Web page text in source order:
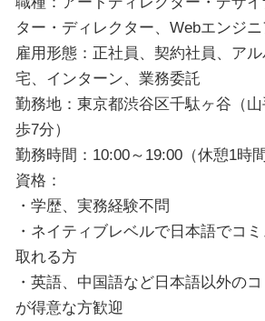
ター・ディレクター、Webエンジニ
雇用形態：正社員、契約社員、ア
宅、インターン、業務委託
勤務地：東京都渋谷区千駄ヶ谷（
歩7分）
勤務時間：10:00～19:00（休憩1時間
資格：
・学歴、実務経験不問
・ネイティブレベルで日本語でコ
取れる方
・英語、中国語など日本語以外の
が得意な方歓迎